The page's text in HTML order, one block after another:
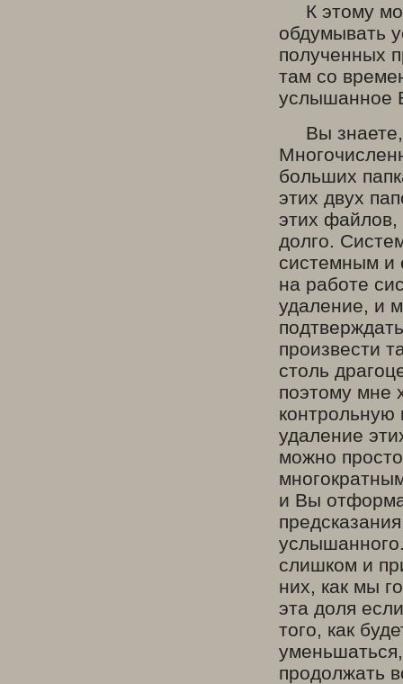
К этому
обдумывать
полученных
там со
услышанное
Вы знаете,
больших
этих двух
этих файлов,
долго.
системным и
на работе
удаление, и
произвести
столь
поэтому мне
контрольную
удаление
можно
и Вы
слишком и
них, как мы
эта доля
того, как
продолжать